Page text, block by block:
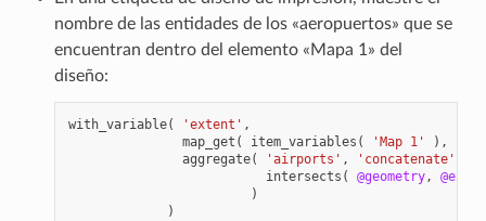
nombre de las entidades de los «aeropuertos» que se
encuentran dentro del elemento «Mapa 1» del
diseño:
with_variable( 'extent' ,
map_get ( item_variables ( 'Map 1' ),
aggregate( 'airports' , 'concatenate'
intersects ( @geometry,
)
)